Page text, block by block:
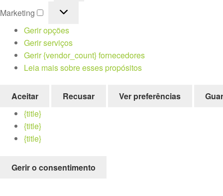
Marketing
Marketing
Gerir opções
Gerir serviços
Gerir {vendor_count} fornecedores
Leia mais sobre esses propósitos
Aceitar Recusar Ver preferências
{title}
{title}
{title}
Gerir o consentimento